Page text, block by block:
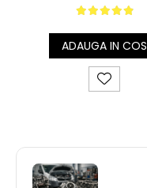
ADAUGA IN COS